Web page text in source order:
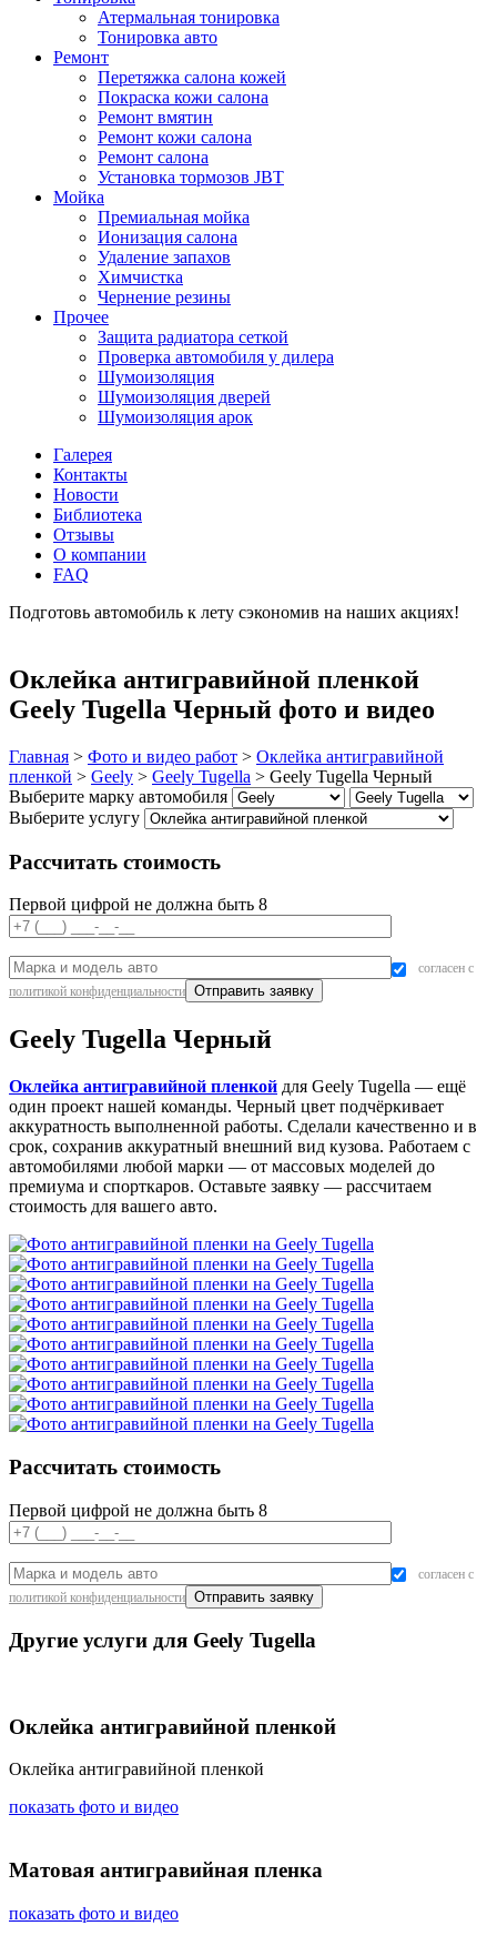
Атермальная тонировка
Тонировка авто
Ремонт
Перетяжка салона кожей
Покраска кожи салона
Ремонт вмятин
Ремонт кожи салона
Ремонт салона
Установка тормозов JBT
Мойка
Премиальная мойка
Ионизация салона
Удаление запахов
Химчистка
Чернение резины
Прочее
Защита радиатора сеткой
Проверка автомобиля у дилера
Шумоизоляция
Шумоизоляция дверей
Шумоизоляция арок
Галерея
Контакты
Новости
Библиотека
Отзывы
О компании
FAQ
Подготовь автомобиль к лету сэкономив на наших акциях!
Оклейка антигравийной пленкой
Geely Tugella Черный фото и видео
Главная > Фото и видео работ > Оклейка антигравийной
пленкой > Geely > Geely Tugella > Geely Tugella Черный
Выберите марку автомобиля
Выберите услугу
Рассчитать стоимость
Первой цифрой не должна быть 8
согласен с
политикой конфиденциальности
Geely Tugella Черный
Оклейка антигравийной пленкой для Geely Tugella — ещё
один проект нашей команды. Черный цвет подчёркивает
аккуратность выполненной работы. Сделали качественно и в
срок, сохранив аккуратный внешний вид кузова. Работаем с
автомобилями любой марки — от массовых моделей до
премиума и спорткаров. Оставьте заявку — рассчитаем
стоимость для вашего авто.
Рассчитать стоимость
Первой цифрой не должна быть 8
согласен с
политикой конфиденциальности
Другие услуги для Geely Tugella
Оклейка антигравийной пленкой
Оклейка антигравийной пленкой
показать фото и видео
Матовая антигравийная пленка
показать фото и видео